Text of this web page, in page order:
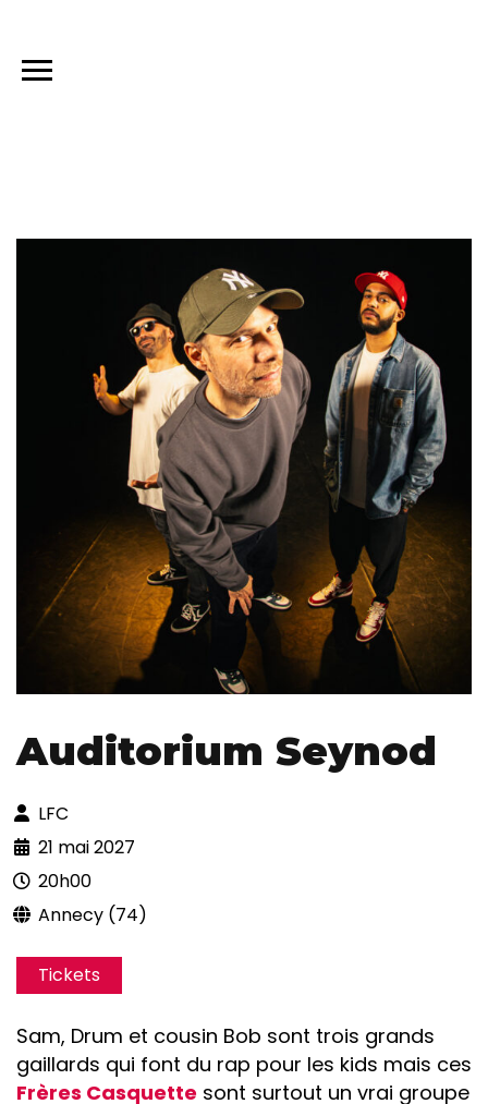
Auditorium Seynod
LFC
21 mai 2027
20h00
Annecy (74)
Tickets
Sam, Drum et cousin Bob sont trois grands
gaillards qui font du rap pour les kids mais ces
Frères Casquette sont surtout un vrai groupe